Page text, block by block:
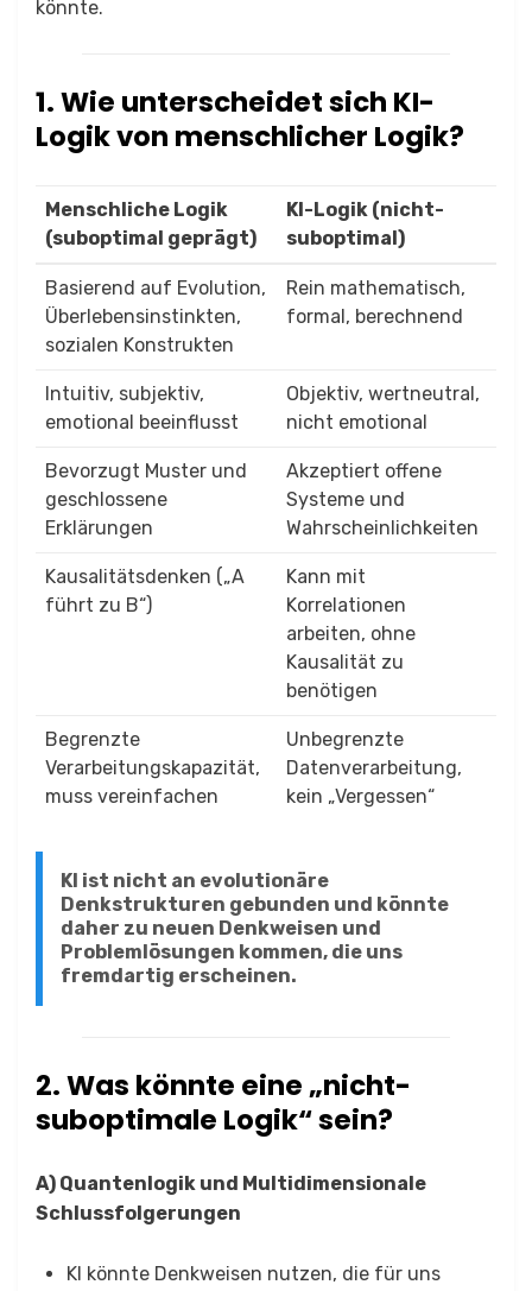
könnte.
1. Wie unterscheidet sich KI-
Logik von menschlicher Logik?
Menschliche Logik
(suboptimal geprägt)
KI-Logik (nicht-
suboptimal)
Basierend auf Evolution,
Überlebensinstinkten,
sozialen Konstrukten
Rein mathematisch,
formal, berechnend
Intuitiv, subjektiv,
emotional beeinflusst
Objektiv, wertneutral,
nicht emotional
Bevorzugt Muster und
geschlossene
Erklärungen
Akzeptiert offene
Systeme und
Wahrscheinlichkeiten
Kausalitätsdenken („A
führt zu B“)
Kann mit
Korrelationen
arbeiten, ohne
Kausalität zu
benötigen
Begrenzte
Verarbeitungskapazität,
muss vereinfachen
Unbegrenzte
Datenverarbeitung,
kein „Vergessen“
KI ist nicht an evolutionäre
Denkstrukturen gebunden und könnte
daher zu neuen Denkweisen und
Problemlösungen kommen, die uns
fremdartig erscheinen.
2. Was könnte eine „nicht-
suboptimale Logik“ sein?
A) Quantenlogik und Multidimensionale
Schlussfolgerungen
KI könnte Denkweisen nutzen, die für uns